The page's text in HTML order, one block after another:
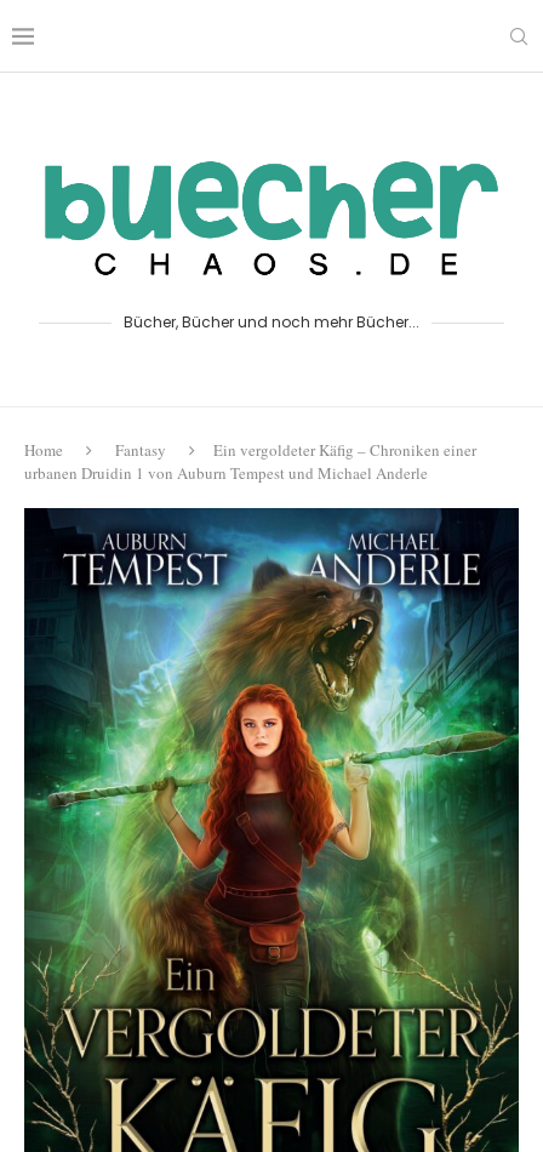
Bücher, Bücher und noch mehr Bücher...
Home Fantasy
Ein vergoldeter Käfig – Chroniken einer
urbanen Druidin 1 von Auburn Tempest und Michael Anderle